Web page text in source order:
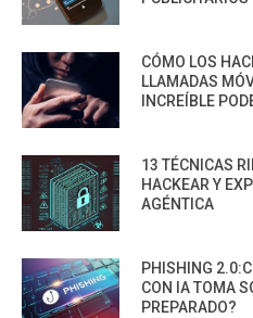
CÓMO LOS
LLAMADAS
INCREÍBLE
13 TÉCNICAS
HACKEAR Y
AGÉNTICA
PHISHING
CON IA TOMA
PREPARADO?